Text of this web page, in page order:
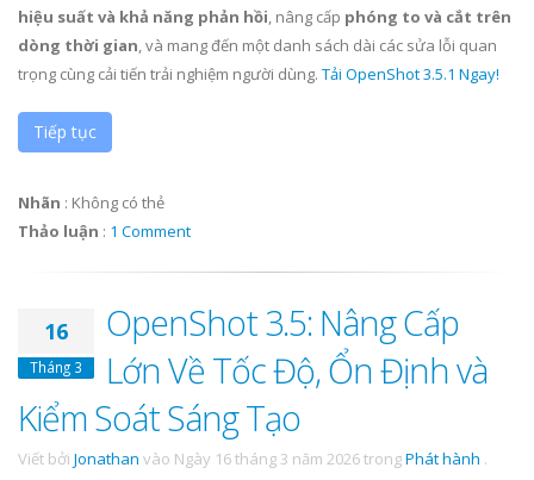
hiệu suất và khả năng phản hồi, nâng cấp phóng to và cắt trên
dòng thời gian, và mang đến một danh sách dài các sửa lỗi quan
trọng cùng cải tiến trải nghiệm người dùng. Tải OpenShot 3.5.1 Ngay!
Tiếp tục
Nhãn : Không có thẻ
Thảo luận : 1 Comment
16
Tháng 3
OpenShot 3.5: Nâng Cấp
Lớn Về Tốc Độ, Ổn Định và
Kiểm Soát Sáng Tạo
Viết bởi Jonathan vào Ngày 16 tháng 3 năm 2026trongPhát hành .